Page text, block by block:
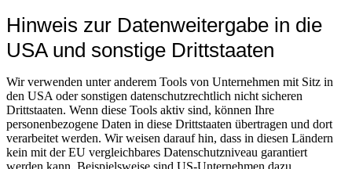
Hinweis zur Datenweitergabe in die
USA und sonstige Drittstaaten
Wir verwenden unter anderem Tools von Unternehmen mit Sitz in
den USA oder sonstigen datenschutzrechtlich nicht sicheren
Drittstaaten. Wenn diese Tools aktiv sind, können Ihre
personenbezogene Daten in diese Drittstaaten übertragen und dort
verarbeitet werden. Wir weisen darauf hin, dass in diesen Ländern
kein mit der EU vergleichbares Datenschutzniveau garantiert
werden kann. Beispielsweise sind US-Unternehmen dazu